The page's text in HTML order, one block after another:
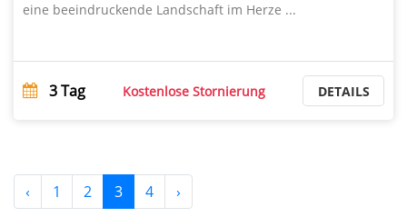
eine beeindruckende Landschaft im Herze ...
3Tag Kostenlose Stornierung DETAILS
‹ 1 2 3 4 ›